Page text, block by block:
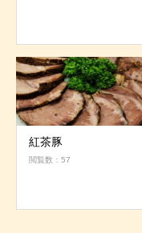
紅茶豚
閲覧数：57